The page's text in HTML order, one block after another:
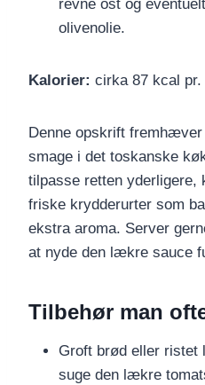
revne ost og
olivenolie.
Kalorier: cirka 87 kcal pr.
Denne opskrift
smage i det toskanske
tilpasse retten yderligere,
friske krydderurter som
ekstra aroma. Server
at nyde den lækre sauce
Tilbehør man
Groft brød eller ristet
suge den lækre